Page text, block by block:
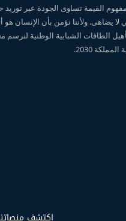
مفهوم القيمة تساوى الجودة عبر توريد
لا يضاهى. ولأننا نؤمن بأن الإنسان هو
الطاقات الشبابية الوطنية لنرسم
2030.
اكتشف